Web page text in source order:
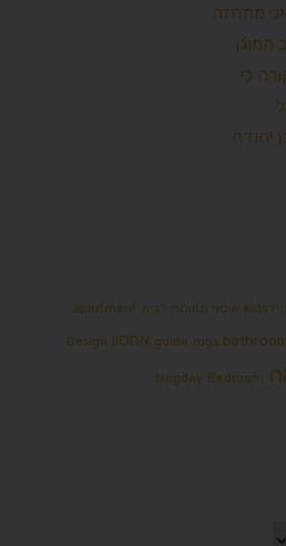
מתחזה
המוגן
לי
יהודה
kids אוסף תמונות לבית apartment
guide rugs אחסון Design
blogday Bedroom